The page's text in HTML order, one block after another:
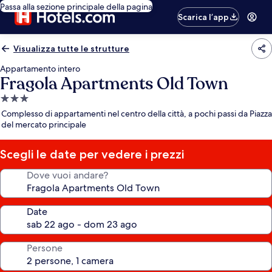
Passa alla sezione principale della pagina
Scarica l’app
Visualizza tutte le strutture
Appartamento intero
Fragola Apartments Old Town
Struttura
a
3.0
stelle
Complesso di appartamenti nel centro della città, a pochi passi da Piazza
del mercato principale
Scegli le date per vedere i prezzi
Dove vuoi andare?
Date
Persone